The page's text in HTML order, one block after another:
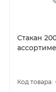
Стакан